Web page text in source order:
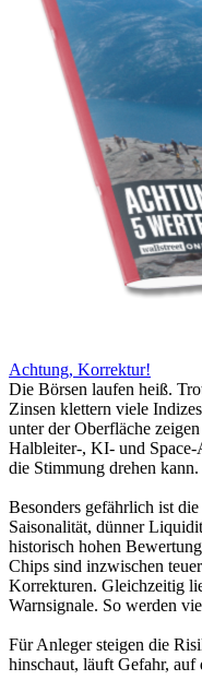
Achtung, Korrektur!
Die Börsen laufen heiß.
Zinsen klettern viele
unter der Oberfläche
Halbleiter-, KI- und
die Stimmung drehen kann.
Besonders gefährlich ist
Saisonalität, dünner
historisch hohen
Chips sind inzwischen
Korrekturen. Gleichzeitig
Warnsignale. So werden
Für Anleger steigen die
hinschaut, läuft Gefahr,